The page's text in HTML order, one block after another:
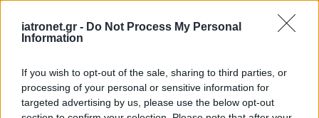
iatronet.gr - Do Not Process My Personal
Information
If you wish to opt-out of the sale, sharing to third parties, or
processing of your personal or sensitive information for
targeted advertising by us, please use the below opt-out